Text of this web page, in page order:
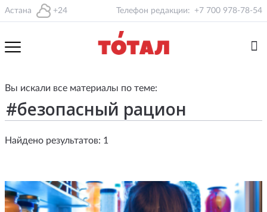
Астана +24 Телефон редакции: +7 700 978-78-54
Вы искали все материалы по теме:
Найдено результатов: 1